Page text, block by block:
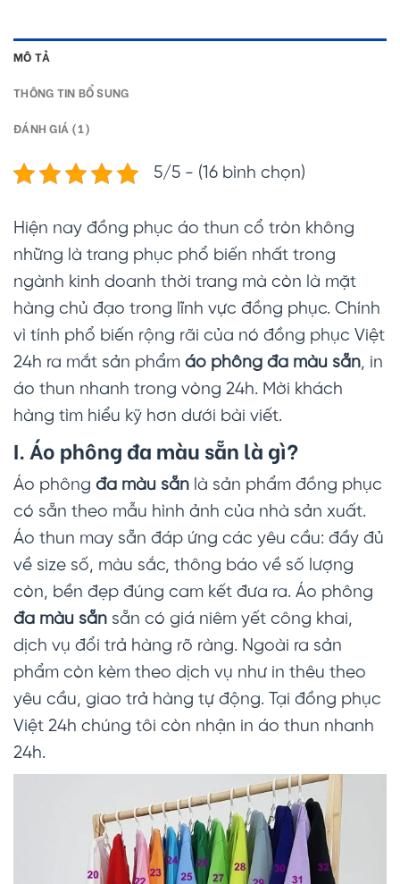
MÔ TẢ
THÔNG TIN BỔ SUNG
ĐÁNH GIÁ (1)
5/5 - (16 bình chọn)
Hiện nay đồng phục áo thun cổ tròn không
những là trang phục phổ biến nhất trong
ngành kinh doanh thời trang mà còn là mặt
hàng chủ đạo trong lĩnh vực đồng phục. Chính
vì tính phổ biến rộng rãi của nó đồng phục Việt
24h ra mắt sản phẩm áo phông đa màu sẵn, in
áo thun nhanh trong vòng 24h. Mời khách
hàng tìm hiểu kỹ hơn dưới bài viết.
I. Áo phông đa màu sẵn là gì?
Áo phông đa màu sẵn là sản phẩm đồng phục
có sẵn theo mẫu hình ảnh của nhà sản xuất.
Áo thun may sẵn đáp ứng các yêu cầu: đầy đủ
về size số, màu sắc, thông báo về số lượng
còn, bền đẹp đúng cam kết đưa ra. Áo phông
đa màu sẵn sẵn có giá niêm yết công khai,
dịch vụ đổi trả hàng rõ ràng. Ngoài ra sản
phẩm còn kèm theo dịch vụ như in thêu theo
yêu cầu, giao trả hàng tự động. Tại đồng phục
Việt 24h chúng tôi còn nhận in áo thun nhanh
24h.